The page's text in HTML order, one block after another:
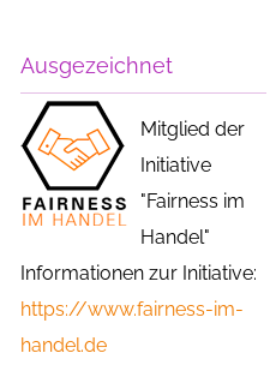
Ausgezeichnet
Mitglied der
Initiative
"Fairness im
Handel"
Informationen zur Initiative:
https://www.fairness-im-
handel.de